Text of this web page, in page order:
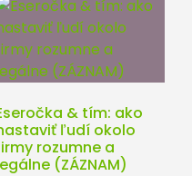
& tím: ako
ľudí okolo
rozumne a
(ZÁZNAM)